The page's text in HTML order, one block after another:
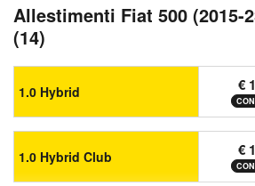
Allestimenti Fiat 500 (2015-
(14)
1.0 Hybrid €
1.0 Hybrid Club €